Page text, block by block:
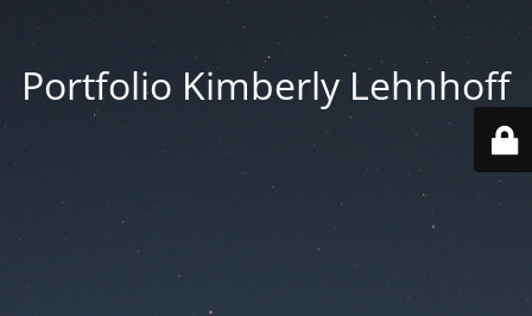
Portfolio Kimberly Lehnhoff